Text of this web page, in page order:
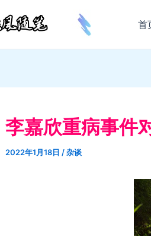
首
李嘉欣重病事件
2022年1月18日 /杂谈